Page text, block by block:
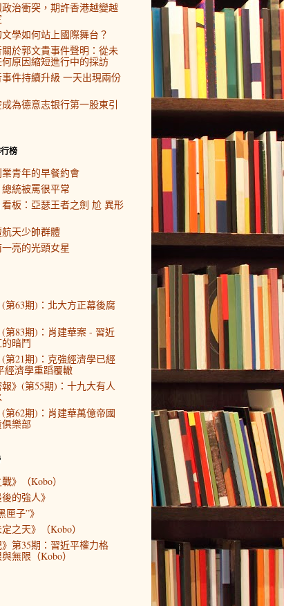
治衝突，期許香港越變越
學如何站上國際舞台？
於郭文貴事件聲明：從未
原因縮短進行中的採訪
件持續升級 一天出現兩份
為德意志银行第一股東引
榜
青年的早餐約會
統被罵很平常
板：亞瑟王者之劍 尬 異形
天少帥群體
亮的光頭女星
(第63期)：北大方正幕後腐
(第83期)：肖建華案 - 習近
暗鬥
(第21期)：克強經濟學已經
經濟學重蹈覆轍
報》(第55期)：十九大有人
(第62期)：肖建華萬億帝國
樂部
》（Kobo）
的強人》
匣子”》
定之天》（Kobo）
》第35期：習近平權力格
無限（Kobo）